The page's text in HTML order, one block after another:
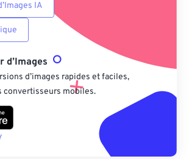
IA
d’Images
d’images rapides et faciles,
convertisseurs mobiles.